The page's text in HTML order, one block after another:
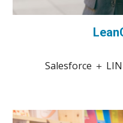
Salesforce ＋